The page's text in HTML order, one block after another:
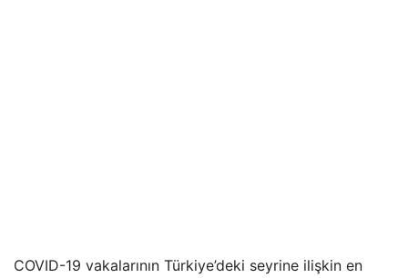
COVID-19 vakalarının Türkiye’deki seyrine ilişkin en